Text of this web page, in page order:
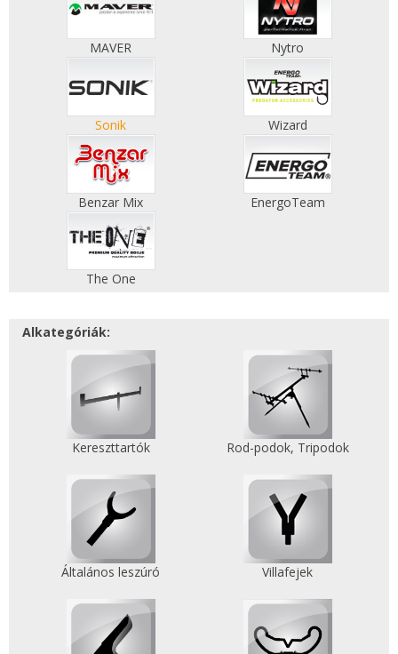
MAVER Nytro
Sonik Wizard
Benzar Mix EnergoTeam
The One
Alkategóriák:
Kereszttartók Rod-podok, Tripodok
Általános leszúró Villafejek